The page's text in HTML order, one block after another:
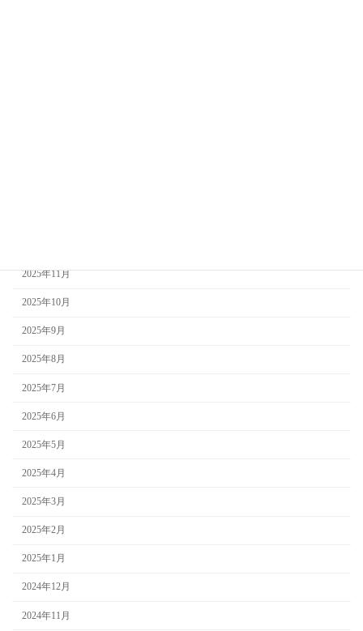
2025年11月
2025年10月
2025年9月
2025年8月
2025年7月
2025年6月
2025年5月
2025年4月
2025年3月
2025年2月
2025年1月
2024年12月
2024年11月